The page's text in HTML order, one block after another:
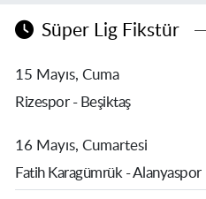
Süper Lig Fikstür
15 Mayıs, Cuma
Rizespor - Beşiktaş
16 Mayıs, Cumartesi
Fatih Karagümrük - Alanyaspor